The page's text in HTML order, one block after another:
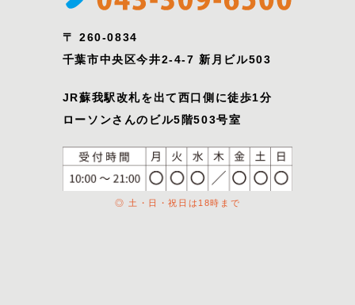
〒 260-0834
千葉市中央区今井2-4-7 新月ビル503
JR蘇我駅改札を出て西口側に徒歩1分
ローソンさんのビル5階503号室
◎ 土・日・祝日は18時まで